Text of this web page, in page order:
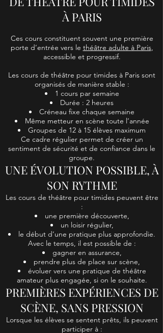
À PARIS
Ces cours constituent souvent une première
porte d’entrée vers le théâtre adulte à Paris,
accessible et progressif.
Les cours de théâtre pour timides à Paris sont
organisés de manière stable :
1 cours par semaine
Durée : 2 heures
Créneau fixe chaque semaine
Même metteur en scène toute l’année
Groupes de 12 à 15 élèves maximum
Ce cadre régulier permet de créer un
sentiment de sécurité et de confiance dans le
groupe.
UNE ÉVOLUTION POSSIBLE, À
SON RYTHME
Les cours de théâtre pour timides peuvent être
:
une première découverte,
un loisir régulier,
le début d’une pratique plus approfondie.
Avec le temps, il est possible de :
gagner en assurance,
prendre plus de place sur scène,
évoluer vers une pratique de théâtre
amateur plus engagée, si on le souhaite.
PREMIÈRES EXPÉRIENCES DE
SCÈNE, SANS PRESSION
Lorsque les élèves se sentent prêts, ils peuvent
participer à :